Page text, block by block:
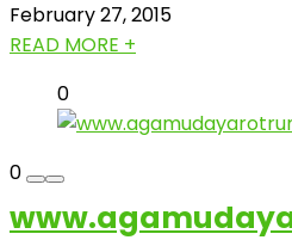
February 27, 2015
READ MORE +
0
0